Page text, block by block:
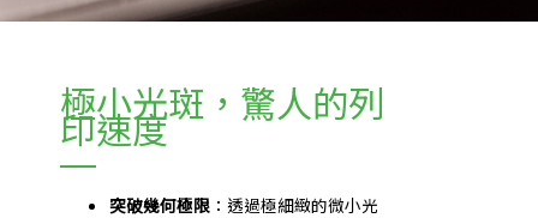
極小光斑，驚人的列
印速度
突破幾何極限 ：透過極細緻的微小光